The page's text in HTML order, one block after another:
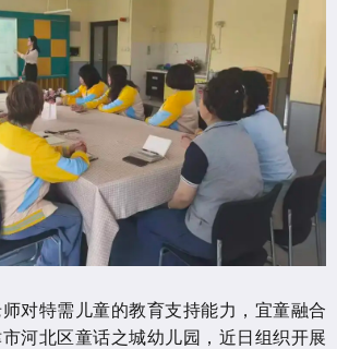
对特需儿童的教育支持能力，宜童融合
河北区童话之城幼儿园，近日组织开展